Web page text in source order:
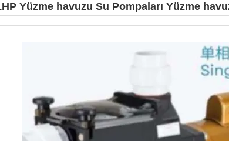
Yüzme havuzu Su Pompaları Yüzme